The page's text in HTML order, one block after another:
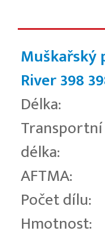
Muškařský
River 398
Délka:
Transportní
délka:
AFTMA:
Počet dílu:
Hmotnost: